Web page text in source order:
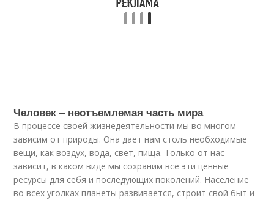
Человек – неотъемлемая часть мира
В процессе своей жизнедеятельности мы во многом
зависим от природы. Она дает нам столь необходимые
вещи, как воздух, вода, свет, пища. Только от нас
зависит, в каком виде мы сохраним все эти ценные
ресурсы для себя и последующих поколений. Население
во всех уголках планеты развивается, строит свой быт и